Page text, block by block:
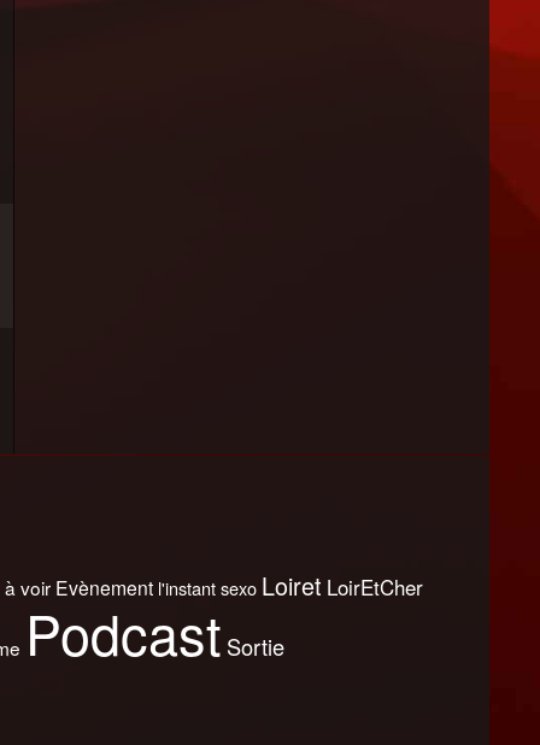
voir Evènement l'instant sexo Loiret LoirEtCher
Podcast Sortie